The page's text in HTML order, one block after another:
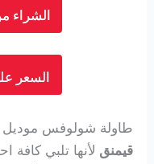
الشراء
السعر
طاولة شولوفس موديل SA0236 تعد
قيمنق لأنها تلبي